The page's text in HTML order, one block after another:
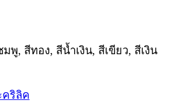
มพู, สีทอง, สีน้ำเงิน, สีเขียว, สีเงิน
คริลิค